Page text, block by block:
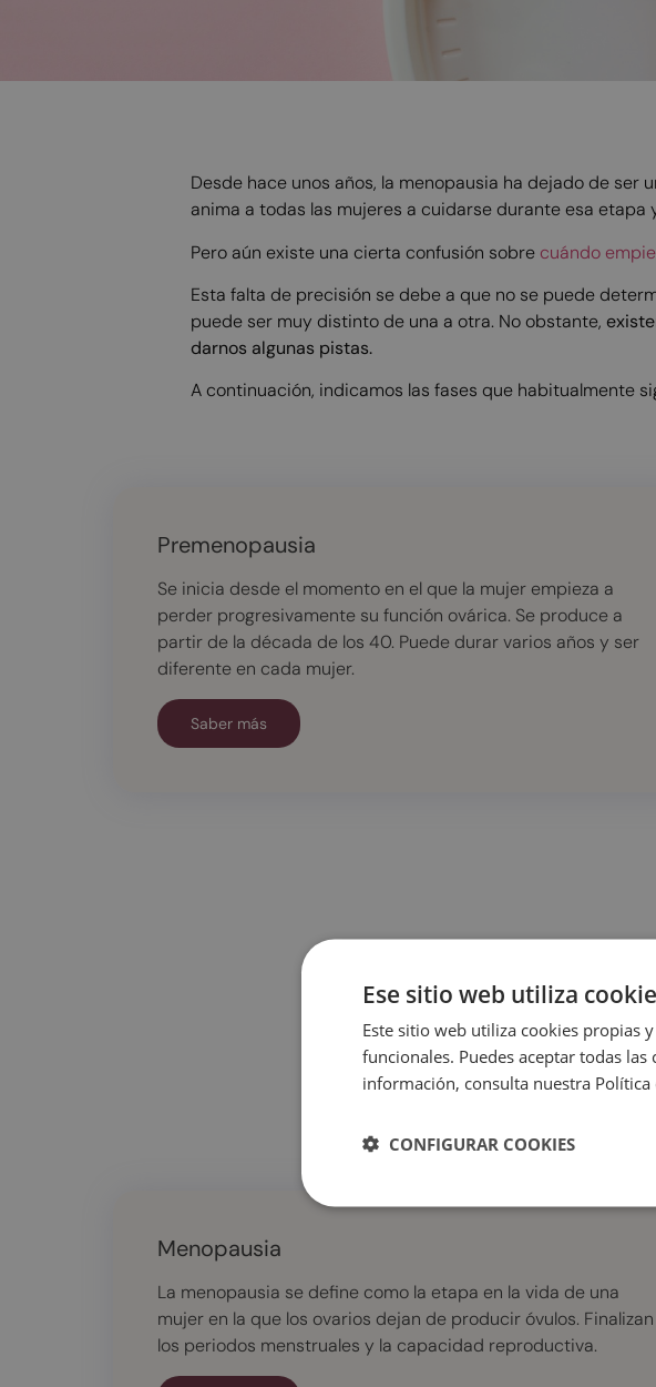
Desde hace unos años, la menopausia ha dejado de
anima a todas las mujeres a cuidarse durante esa
Pero aún existe una cierta confusión sobre cuándo
Esta falta de precisión se debe a que no se puede
puede ser muy distinto de una a otra. No obstante,
darnos algunas pistas.
A continuación, indicamos las fases que habitualmente
Premenopausia
Se inicia desde el momento en el que la mujer empieza a
perder progresivamente su función ovárica. Se produce a
partir de la década de los 40. Puede durar varios años y ser
diferente en cada mujer.
Saber más
Menopausia
La menopausia se define como la etapa en la vida de una
mujer en la que los ovarios dejan de producir óvulos. Finalizan
los periodos menstruales y la capacidad reproductiva.
Ese sitio web utiliza
Este sitio web utiliza cookies propias
funcionales. Puedes aceptar todas
información, consulta nuestra Política
CONFIGURAR COOKIES